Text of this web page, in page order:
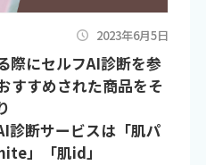
2023年6月5日
際にセルフAI診断を参
すすめされた商品をそ
診断サービスは「肌パ
」「肌id」